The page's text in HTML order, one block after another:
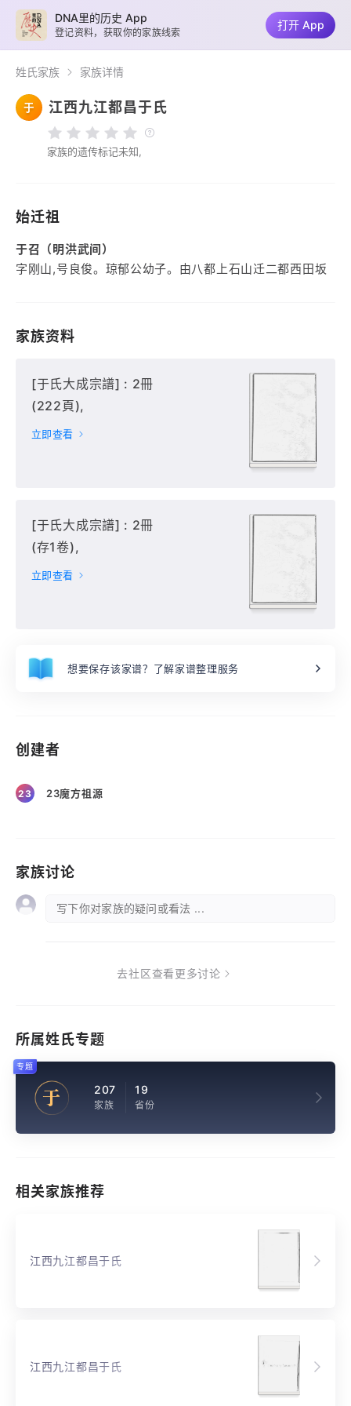
姓氏家族 家族详情
于 江西九江都昌于氏
家族的遗传标记未知,
始迁祖
于召（明洪武间）
字刚山,号良俊。琼郁公幼子。由八都上石山迁二都西田坂
家族资料
[于氏大成宗譜] : 2冊
(222頁),
立即查看
[于氏大成宗譜] : 2冊
(存1卷),
立即查看
想要保存该家谱？了解家谱整理服务
创建者
23 23魔方祖源
家族讨论
写下你对家族的疑问或看法 ...
去社区查看更多讨论
所属姓氏专题
于 207
家族
19
省份
专题
相关家族推荐
江西九江都昌于氏
江西九江都昌于氏
DNA里的历史 App
登记资料，获取你的家族线索
打开 App